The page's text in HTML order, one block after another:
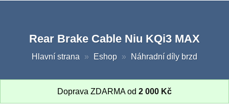
Rear Brake Cable Niu KQi3 MAX
Hlavní strana » Eshop » Náhradní díly brzd
Doprava ZDARMA od 2 000 Kč